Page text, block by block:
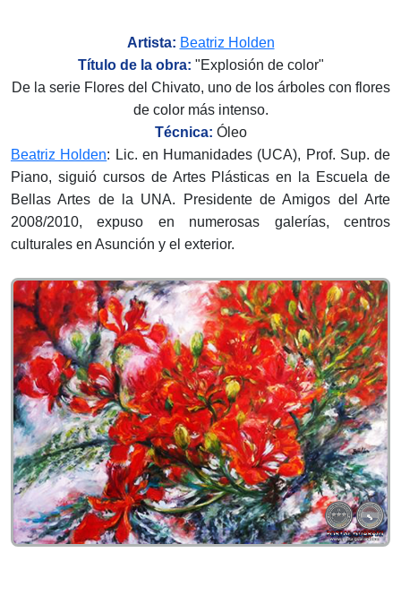
Artista: Beatriz Holden
Título de la obra: "Explosión de color"
De la serie Flores del Chivato, uno de los árboles con flores
de color más intenso.
Técnica: Óleo
Beatriz Holden: Lic. en Humanidades (UCA), Prof. Sup. de
Piano, siguió cursos de Artes Plásticas en la Escuela de
Bellas Artes de la UNA. Presidente de Amigos del Arte
2008/2010, expuso en numerosas galerías, centros
culturales en Asunción y el exterior.